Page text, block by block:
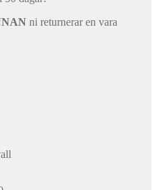
ni returnerar en vara